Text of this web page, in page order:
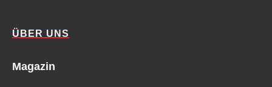
ÜBER UNS
Magazin